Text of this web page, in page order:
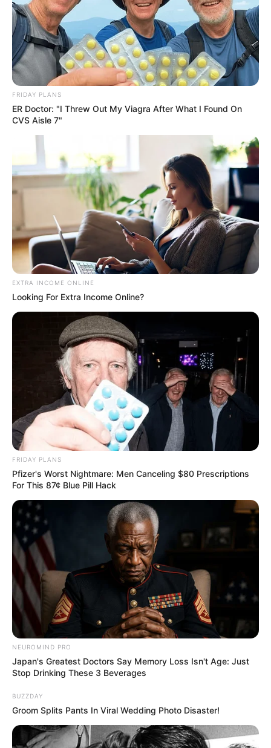
ราศีกุมภ์ ( 13 ก.พ. – 13 มี.ค.) ในช่วงนี้จะสับรางไม่ทัน
เพราะเสน่ห์แรงแบบสุดๆ
สาเหตุที่เป็น ราศีกุมภ์ เนื่องจากในช่วงนี้ ราศีกุมภ์ มีดาว
ศุกร์เป็นดาวตัวแทนของเสน่งเป็นเรื่องมนตรา เรื่องแห่ง
ความสุขเป็นปทุมเกณฑ์ จึงเป็นเหตุให้เสน่ห์แรงแบบสุดๆ
สับรางไม่ทัน คำว่าเสน่ห์แรงนั้นมีหลากหลายประการด้วย
กัน ไม่ว่าจะเป็นเสน่ห์แรงกับผู้หลักผู้ใหญ่ หรือแม้กระทั่งคน
รอบข้างก็ตาม โดยเฉพาะในช่วงเดือน พ.ค. มิ.ย. ก.ค. ปี
2557 จะเสน่ห์แรงแบบสุดๆ
ดูดวง 12 ราศี สับรางไม่ทัน เสน่ห์แรง
เสน่ห์แรงสับรางไม่ทัน
ABOUT THE AUTHOR
เจ้าหมอดู
เนื้อหาที่ได้รับการโปรโมต
FRIDAY PLANS
ER Doctor: "I Threw Out My Viagra After What I Found On
CVS Aisle 7"
EXTRA INCOME ONLINE
Looking For Extra Income Online?
FRIDAY PLANS
Pfizer's Worst Nightmare: Men Canceling $80 Prescriptions
For This 87¢ Blue Pill Hack
NEUROMIND PRO
Japan's Greatest Doctors Say Memory Loss Isn't Age: Just
Stop Drinking These 3 Beverages
BUZZDAY
Groom Splits Pants In Viral Wedding Photo Disaster!